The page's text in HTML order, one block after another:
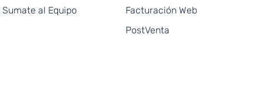
Sumate al Equipo
Facturación Web
PostVenta